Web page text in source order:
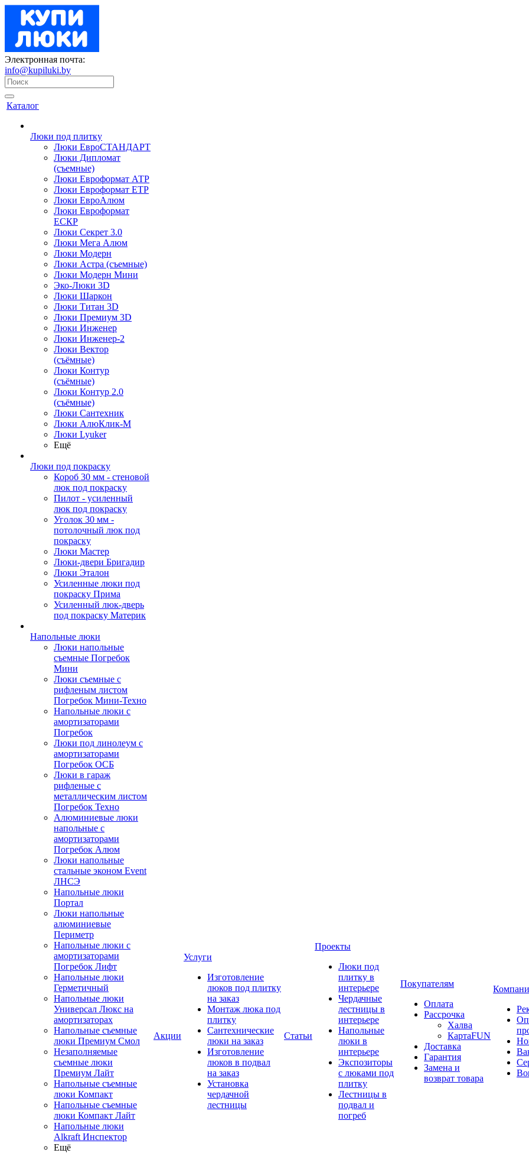
Электронная почта:
info@kupiluki.by
Каталог
Люки под плитку
Люки ЕвроСТАНДАРТ
Люки Дипломат
(съемные)
Люки Евроформат АТР
Люки Евроформат ЕТР
Люки ЕвроАлюм
Люки Евроформат
ЕСКР
Люки Секрет 3.0
Люки Мега Алюм
Люки Модерн
Люки Астра (съемные)
Люки Модерн Мини
Эко-Люки 3D
Люки Шаркон
Люки Титан 3D
Люки Премиум 3D
Люки Инженер
Люки Инженер-2
Люки Вектор
(съёмные)
Люки Контур
(съёмные)
Люки Контур 2.0
(съёмные)
Люки Сантехник
Люки АлюКлик-М
Люки Lyuker
Ещё
Люки под покраску
Короб 30 мм - стеновой
люк под покраску
Пилот - усиленный
люк под покраску
Уголок 30 мм -
потолочный люк под
покраску
Люки Мастер
Люки-двери Бригадир
Люки Эталон
Усиленные люки под
покраску Прима
Усиленный люк-дверь
под покраску Материк
Напольные люки
Люки напольные
съемные Погребок
Мини
Люки съемные с
рифленым листом
Погребок Мини-Техно
Напольные люки с
амортизаторами
Погребок
Люки под линолеум с
амортизаторами
Погребок ОСБ
Люки в гараж
рифленые с
металлическим листом
Погребок Техно
Алюминиевые люки
напольные с
амортизаторами
Погребок Алюм
Люки напольные
стальные эконом Event
ЛНСЭ
Напольные люки
Портал
Люки напольные
алюминиевые
Периметр
Напольные люки с
амортизаторами
Погребок Лифт
Напольные люки
Герметичный
Напольные люки
Универсал Люкс на
амортизаторах
Напольные съемные
люки Премиум Смол
Незаполняемые
съемные люки
Премиум Лайт
Напольные съемные
люки Компакт
Напольные съемные
люки Компакт Лайт
Напольные люки
Alkraft Инспектор
Ещё
Акции
Услуги
Изготовление
люков под плитку
на заказ
Монтаж люка под
плитку
Сантехнические
люки на заказ
Изготовление
люков в подвал
на заказ
Установка
чердачной
лестницы
Статьи
Проекты
Люки под
плитку в
интерьере
Чердачные
лестницы в
интерьере
Напольные
люки в
интерьере
Экспозиторы
с люками под
плитку
Лестницы в
подвал и
погреб
Покупателям
Оплата
Рассрочка
Халва
КартаFUN
Доставка
Гарантия
Замена и
возврат товара